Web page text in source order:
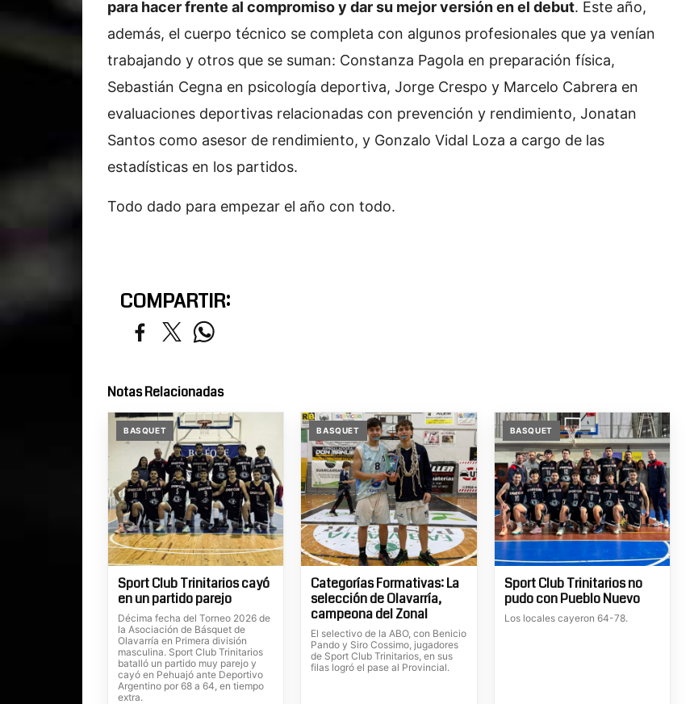
para hacer frente al compromiso y dar su mejor versión en el debut. Este año,
además, el cuerpo técnico se completa con algunos profesionales que ya venían
trabajando y otros que se suman: Constanza Pagola en preparación física,
Sebastián Cegna en psicología deportiva, Jorge Crespo y Marcelo Cabrera en
evaluaciones deportivas relacionadas con prevención y rendimiento, Jonatan
Santos como asesor de rendimiento, y Gonzalo Vidal Loza a cargo de las
estadísticas en los partidos.
Todo dado para empezar el año con todo.
COMPARTIR:
Notas Relacionadas
BASQUET
Sport Club Trinitarios cayó
en un partido parejo
Décima fecha del Torneo 2026 de
la Asociación de Básquet de
Olavarría en Primera división
masculina. Sport Club Trinitarios
batalló un partido muy parejo y
cayó en Pehuajó ante Deportivo
Argentino por 68 a 64, en tiempo
extra.
BASQUET
Categorías Formativas: La
selección de Olavarría,
campeona del Zonal
El selectivo de la ABO, con Benicio
Pando y Siro Cossimo, jugadores
de Sport Club Trinitarios, en sus
filas logró el pase al Provincial.
BASQUET
Sport Club Trinitarios no
pudo con Pueblo Nuevo
Los locales cayeron 64-78.